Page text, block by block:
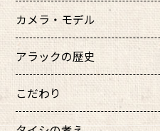
カメラ・モデル
アラックの歴史
こだわり